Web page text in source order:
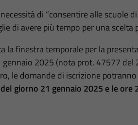
di “consentire alle scuole
di avere più tempo per una scelta
la finestra temporale per la
gennaio 2025 (nota prot. 47577
le domande di iscrizione
giorno 21 gennaio 2025 e le